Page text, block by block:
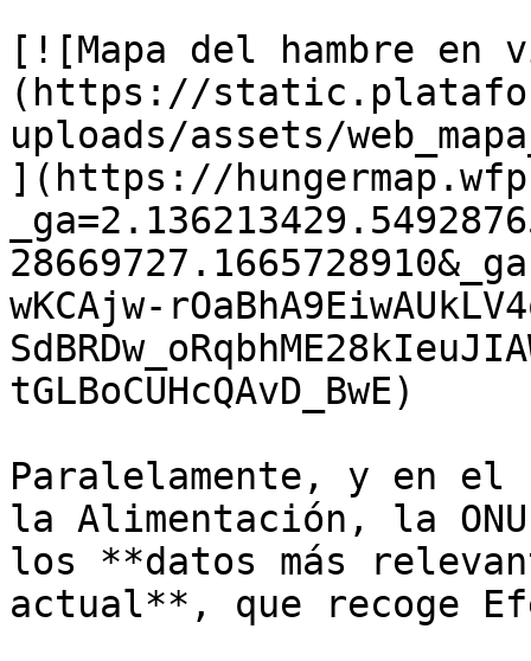
[![Mapa del hambre en
(https://
uploads/assets/
](https://
wKCAjw-
tGLBoCUHcQAvD_BwE)
Paralelamente, y en el
la Alimentación, la
los **datos más
actual**, que recoge